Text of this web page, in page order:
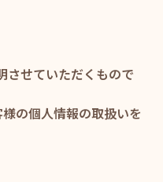
させていただくもので
の個人情報の取扱いを